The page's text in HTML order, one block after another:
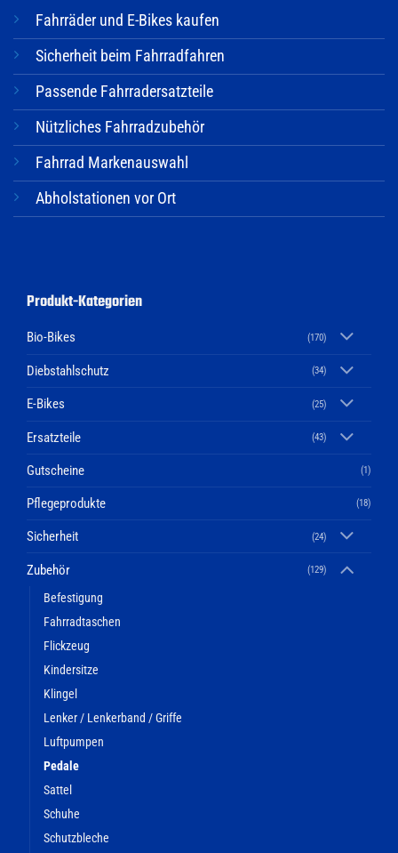
Fahrräder und E-Bikes kaufen
Sicherheit beim Fahrradfahren
Passende Fahrradersatzteile
Nützliches Fahrradzubehör
Fahrrad Markenauswahl
Abholstationen vor Ort
Produkt-Kategorien
Bio-Bikes (170)
Diebstahlschutz (34)
E-Bikes (25)
Ersatzteile (43)
Gutscheine (1)
Pflegeprodukte (18)
Sicherheit (24)
Zubehör (129)
Befestigung
Fahrradtaschen
Flickzeug
Kindersitze
Klingel
Lenker / Lenkerband / Griffe
Luftpumpen
Pedale
Sattel
Schuhe
Schutzbleche